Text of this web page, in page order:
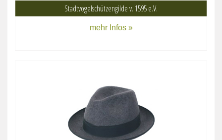
Stadtvogelschützengilde v. 1595 e.V.
mehr Infos »